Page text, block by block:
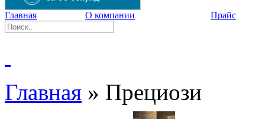
Главная О компании Прайс
Главная » Прециози